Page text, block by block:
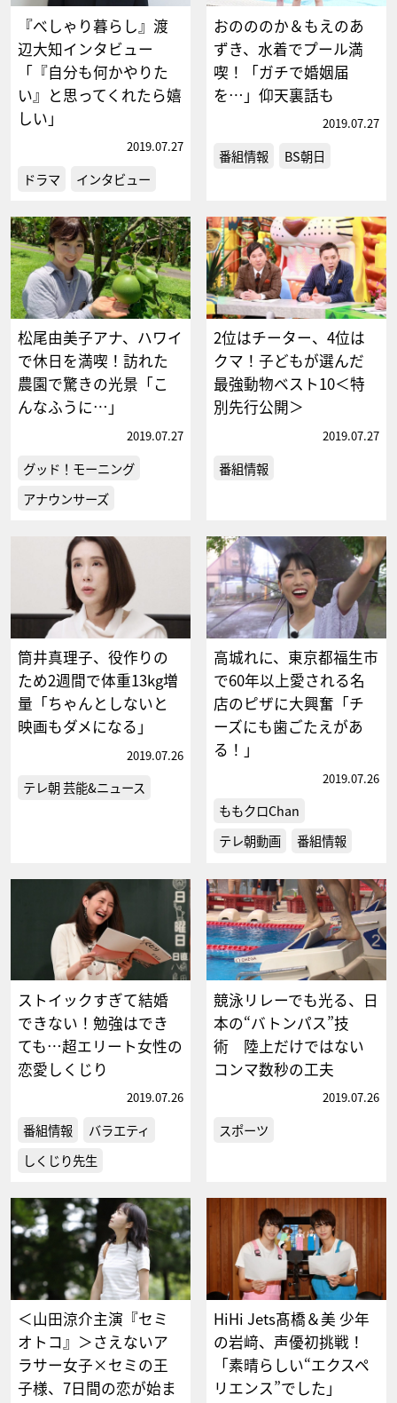
『べしゃり暮らし』渡
辺大知インタビュー
「『自分も何かやりた
い』と思ってくれたら嬉
しい」
2019.07.27
ドラマ インタビュー
おのののか＆もえのあ
ずき、水着でプール満
喫！「ガチで婚姻届
を…」仰天裏話も
2019.07.27
番組情報 BS朝日
松尾由美子アナ、ハワイ
で休日を満喫！訪れた
農園で驚きの光景「こ
んなふうに…」
2019.07.27
グッド！モーニング
アナウンサーズ
2位はチーター、4位は
クマ！子どもが選んだ
最強動物ベスト10＜特
別先行公開＞
2019.07.27
番組情報
筒井真理子、役作りの
ため2週間で体重13kg増
量「ちゃんとしないと
映画もダメになる」
2019.07.26
テレ朝 芸能&ニュース
高城れに、東京都福生市
で60年以上愛される名
店のピザに大興奮「チ
ーズにも歯ごたえがあ
る！」
2019.07.26
ももクロChan
テレ朝動画
番組情報
ストイックすぎて結婚
できない！勉強はでき
ても…超エリート女性の
恋愛しくじり
2019.07.26
番組情報
バラエティ
しくじり先生
競泳リレーでも光る、日
本の“バトンパス”技
術 陸上だけではない
コンマ数秒の工夫
2019.07.26
スポーツ
＜山田涼介主演『セミ
オトコ』＞さえないア
ラサー女子×セミの王
子様、7日間の恋が始ま
HiHi Jets髙橋＆美 少年
の岩﨑、声優初挑戦！
「素晴らしい“エクスペ
リエンス”でした」